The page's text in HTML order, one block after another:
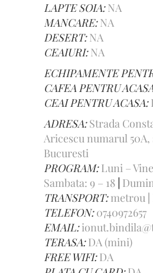
LAPTE SOIA: NA
MANCARE: NA
DESERT: NA
CEAIURI: NA
ECHIPAMENTE
CAFEA PENTRU
CEAI PENTRU ACASA:
ADRESA: Strada
Aricescu numarul 50A,
Bucuresti
PROGRAM: Luni –
Sambata: 9 – 18
TRANSPORT: metrou |
TELEFON: 0740972657
EMAIL:
TERASA: DA (mini)
FREE WIFI: DA